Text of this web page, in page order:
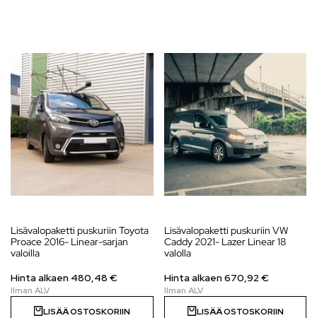
Lisävalopaketti puskuriin Toyota
Proace 2016- Linear-sarjan
valoilla
Hinta alkaen 480,48 €
LISÄÄ OSTOSKORIIN
Lisävalopaketti puskuriin VW
Caddy 2021- Lazer Linear 18
valolla
Hinta alkaen670,92€
LISÄÄ OSTOSKORIIN